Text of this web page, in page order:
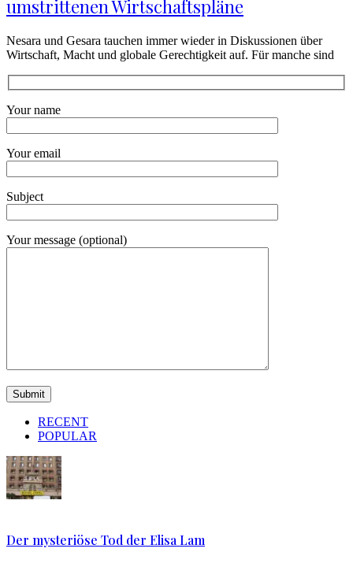
umstrittenen Wirtschaftspläne
Nesara und Gesara tauchen immer wieder in Diskussionen über
Wirtschaft, Macht und globale Gerechtigkeit auf. Für manche sind
Your name
Your email
Subject
Your message (optional)
RECENT
POPULAR
Der mysteriöse Tod der Elisa Lam